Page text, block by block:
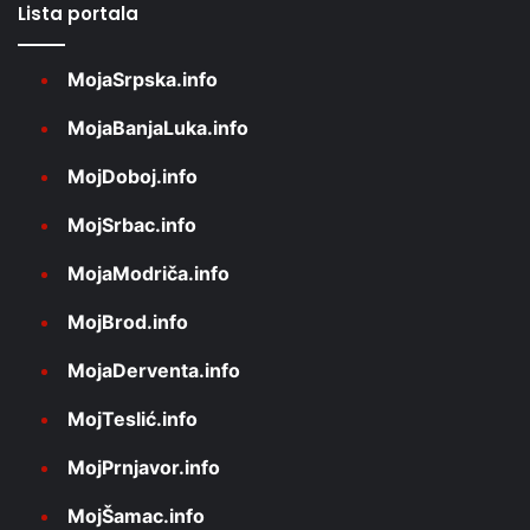
Lista portala
MojaSrpska.info
MojaBanjaLuka.info
MojDoboj.info
MojSrbac.info
MojaModriča.info
MojBrod.info
MojaDerventa.info
MojTeslić.info
MojPrnjavor.info
MojŠamac.info